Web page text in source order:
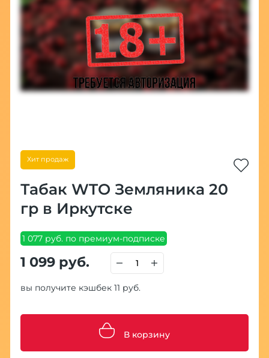
Хит продаж
Табак WTO Земляника 20
гр в Иркутске
1 077 руб. по премиум-подписке
1 099 руб.
вы получите кэшбек 11 руб.
В корзину